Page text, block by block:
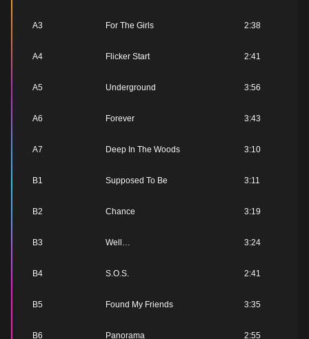
A3 For The Girls 2:38
A4 Flicker Start 2:41
A5 Underground 3:56
A6 Forever 3:43
A7 Deep In The Woods 3:10
B1 Supposed To Be 3:11
B2 Chance 3:19
B3 Well… 3:24
B4 S.O.S. 2:41
B5 Found My Friends 3:35
B6 Panorama 2:55